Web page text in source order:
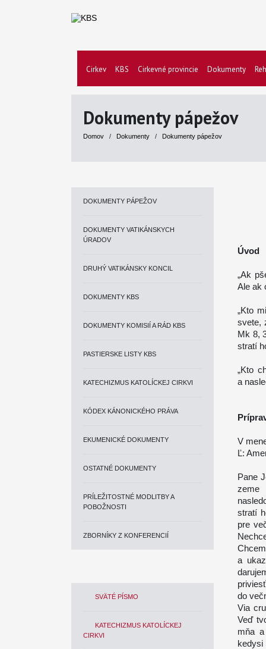
Cirkev KBS Cirkevné provincie Dokumenty
Dokumenty pápežov
Domov / Dokumenty / Dokumenty pápežov
DOKUMENTY PÁPEŽOV
DOKUMENTY VATIKÁNSKYCH
ÚRADOV
DRUHÝ VATIKÁNSKY KONCIL
DOKUMENTY KBS
DOKUMENTY KOMISIÍ A RÁD KBS
PASTIERSKE LISTY KBS
KATECHIZMUS KATOLÍCKEJ CIRKVI
KÓDEX KÁNONICKÉHO PRÁVA
EKUMENICKÉ DOKUMENTY
OSTATNÉ DOKUMENTY
PRÍLEŽITOSTNÉ MODLITBY A
POBOŽNOSTI
ZBORNÍKY Z KONFERENCIÍ
SVÄTÉ PÍSMO
KATECHIZMUS KATOLÍCKEJ
CIRKVI
Úvod
„Ak
Ale ak
„Kto
svete,
Mk 8,
stratí
„Kto
a
V
Ľ:
Pane
zeme
stratí
pre
a
do
Via
Veď
mňa
kedysi